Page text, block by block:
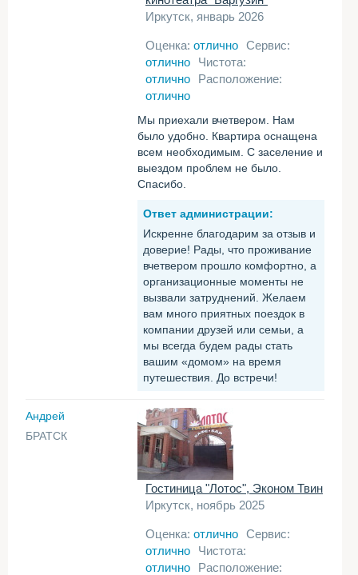
Иркутск, январь 2026
Оценка: отлично Сервис:
отлично
Чистота:
отлично
Расположение:
отлично
Мы приехали вчетвером. Нам
было удобно. Квартира оснащена
всем необходимым. С заселение и
выездом проблем не было.
Спасибо.
Ответ администрации:
Искренне благодарим за отзыв и
доверие! Рады, что проживание
вчетвером прошло комфортно, а
организационные моменты не
вызвали затруднений. Желаем
вам много приятных поездок в
компании друзей или семьи, а
мы всегда будем рады стать
вашим «домом» на время
путешествия. До встречи!
Андрей
БРАТСК
Гостиница "Лотос", Эконом Твин
Иркутск, ноябрь 2025
Оценка: отлично Сервис:
отлично
Чистота:
отлично
Расположение: